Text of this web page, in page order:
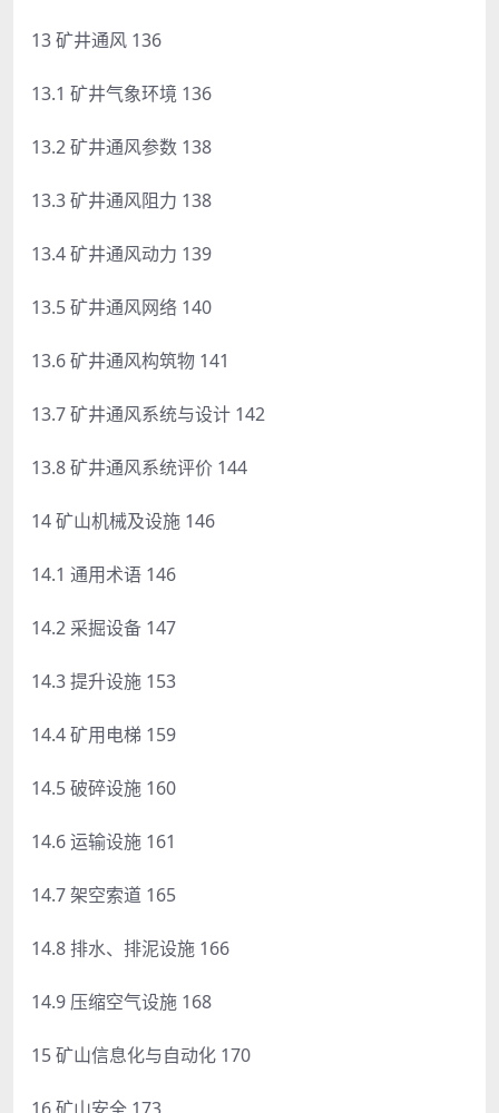
13 矿井通风 136
13.1 矿井气象环境 136
13.2 矿井通风参数 138
13.3 矿井通风阻力 138
13.4 矿井通风动力 139
13.5 矿井通风网络 140
13.6 矿井通风构筑物 141
13.7 矿井通风系统与设计 142
13.8 矿井通风系统评价 144
14 矿山机械及设施 146
14.1 通用术语 146
14.2 采掘设备 147
14.3 提升设施 153
14.4 矿用电梯 159
14.5 破碎设施 160
14.6 运输设施 161
14.7 架空索道 165
14.8 排水、排泥设施 166
14.9 压缩空气设施 168
15 矿山信息化与自动化 170